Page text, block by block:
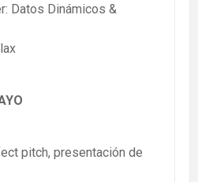
Datos Dinámicos &
pitch, presentación de